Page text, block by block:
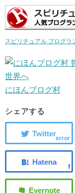
スピリチュアル ブログラ
にほんブログ村
シェアする
error